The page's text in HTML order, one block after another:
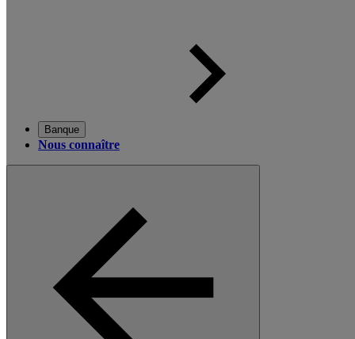
Banque
Nous connaître